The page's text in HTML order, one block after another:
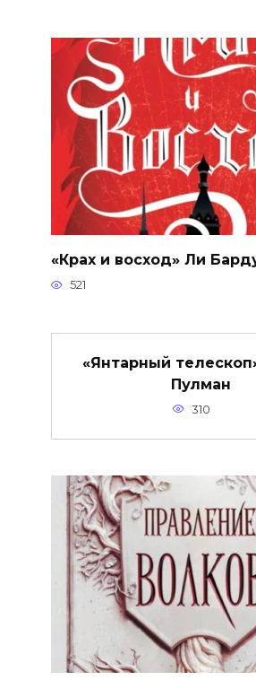
«Крах и восход» Ли
521
«Янтарный
Пулман
310